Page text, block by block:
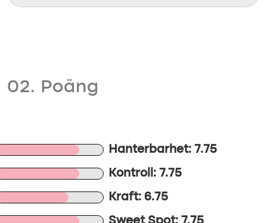
02. Poäng
Hanterbarhet: 7.75
Kontroll: 7.75
Kraft: 6.75